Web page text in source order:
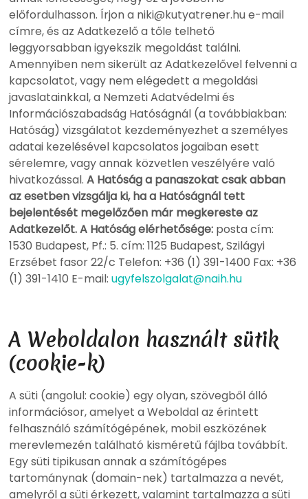
előfordulhasson. Írjon a niki@kutyatrener.hu e-mail
címre, és az Adatkezelő a tőle telhető
leggyorsabban igyekszik megoldást találni.
Amennyiben nem sikerült az Adatkezelővel felvenni a
kapcsolatot, vagy nem elégedett a megoldási
javaslatainkkal, a Nemzeti Adatvédelmi és
Információszabadság Hatóságnál (a továbbiakban:
Hatóság) vizsgálatot kezdeményezhet a személyes
adatai kezelésével kapcsolatos jogaiban esett
sérelemre, vagy annak közvetlen veszélyére való
hivatkozással.A Hatóság a panaszokat csak abban
az esetben vizsgálja ki, ha a Hatóságnál tett
bejelentését megelőzően már megkereste az
Adatkezelőt.A Hatóság elérhetősége: posta cím:
1530 Budapest, Pf.: 5. cím: 1125 Budapest, Szilágyi
Erzsébet fasor 22/c Telefon: +36 (1) 391-1400 Fax: +36
(1) 391-1410 E-mail:ugyfelszolgalat@naih.hu
A Weboldalon használt sütik
(cookie-k)
A süti (angolul: cookie) egy olyan, szövegből álló
információsor, amelyet a Weboldal az érintett
felhasználó számítógépének, mobil eszközének
merevlemezén található kisméretű fájlba továbbít.
Egy süti tipikusan annak a számítógépes
tartománynak (domain-nek) tartalmazza a nevét,
amelyről a süti érkezett, valamint tartalmazza a süti